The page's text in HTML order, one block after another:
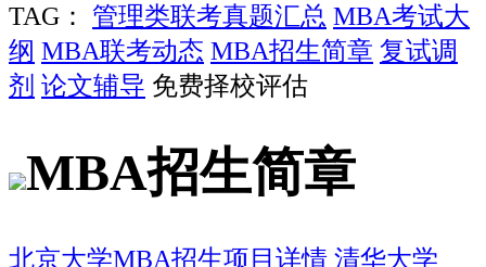
TAG： 管理类联考真题汇总 MBA考试大
纲 MBA联考动态 MBA招生简章 复试调
剂 论文辅导 免费择校评估
MBA招生简章
北京大学MBA招生项目详情 清华大学